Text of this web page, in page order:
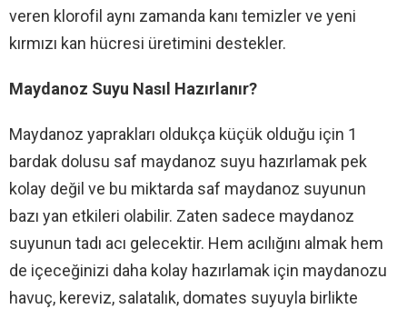
veren klorofil aynı zamanda kanı temizler ve yeni
kırmızı kan hücresi üretimini destekler.
Maydanoz Suyu Nasıl Hazırlanır?
Maydanoz yaprakları oldukça küçük olduğu için 1
bardak dolusu saf maydanoz suyu hazırlamak pek
kolay değil ve bu miktarda saf maydanoz suyunun
bazı yan etkileri olabilir. Zaten sadece maydanoz
suyunun tadı acı gelecektir. Hem acılığını almak hem
de içeceğinizi daha kolay hazırlamak için maydanozu
havuç, kereviz, salatalık, domates suyuyla birlikte